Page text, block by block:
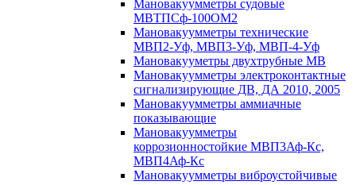
Мановакуумметры судовые
МВТПСф-100ОМ2
Мановакуумметры технические
МВП2-Уф, МВП3-Уф, МВП-4-Уф
Мановакууметры двухтрубные МВ
Мановакуумметры электроконтактные
сигнализирующие ДВ, ДА 2010, 2005
Мановакуумметры аммиачные
показывающие
Мановакуумметры
коррозионностойкие МВП3Аф-Кс,
МВП4Аф-Кс
Мановакуумметры виброустойчивые